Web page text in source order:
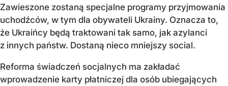
Zawieszone zostaną specjalne programy przyjmowania
uchodźców, w tym dla obywateli Ukrainy. Oznacza to,
że Ukraińcy będą traktowani tak samo, jak azylanci
z innych państw. Dostaną nieco mniejszy social.
Reforma świadczeń socjalnych ma zakładać
wprowadzenie karty płatniczej dla osób ubiegających